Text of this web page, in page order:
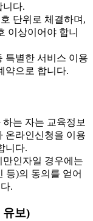
니다.
단위로 체결하며,
이상이어야 합니
별한 서비스 이용
약으로 합니다.
는 자는 교육정보
온라인신청을 이용
니다.
인자일 경우에는
등)의 동의를 얻어
.
유보)